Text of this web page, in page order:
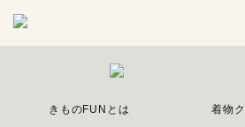
きものFUNとは 着物